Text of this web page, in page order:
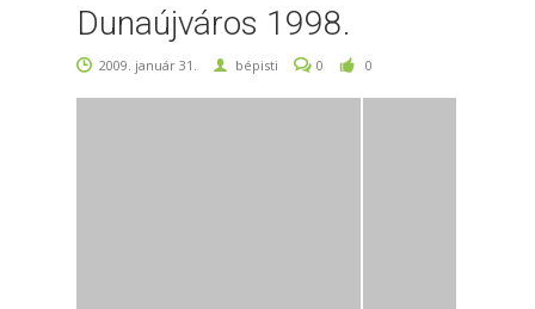
Dunaújváros 1998.
2009. január 31. bépisti 0 0